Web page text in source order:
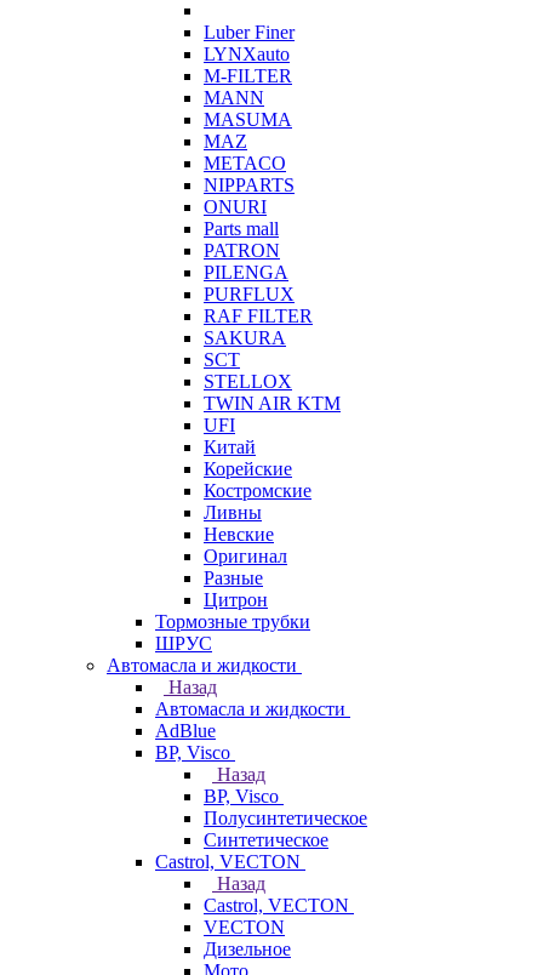
Luber Finer
LYNXauto
M-FILTER
MANN
MASUMA
MAZ
METACO
NIPPARTS
ONURI
Parts mall
PATRON
PILENGA
PURFLUX
RAF FILTER
SAKURA
SCT
STELLOX
TWIN AIR KTM
UFI
Китай
Корейские
Костромские
Ливны
Невские
Оригинал
Разные
Цитрон
Тормозные трубки
ШРУС
Автомасла и жидкости
Назад
Автомасла и жидкости
AdBlue
BP, Visco
Назад
BP, Visco
Полусинтетическое
Синтетическое
Castrol, VECTON
Назад
Castrol, VECTON
VECTON
Дизельное
Мото